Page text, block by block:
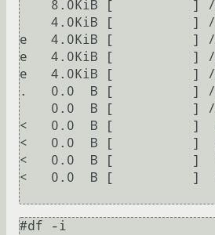
e   4.0KiB [          ] /
e   4.0KiB [          ] /
e   4.0KiB [          ] /
.   0.0  B [          ] /
<   0.0  B [          ]
<   0.0  B [          ]
<   0.0  B [          ]
<   0.0  B [          ]
#df -i